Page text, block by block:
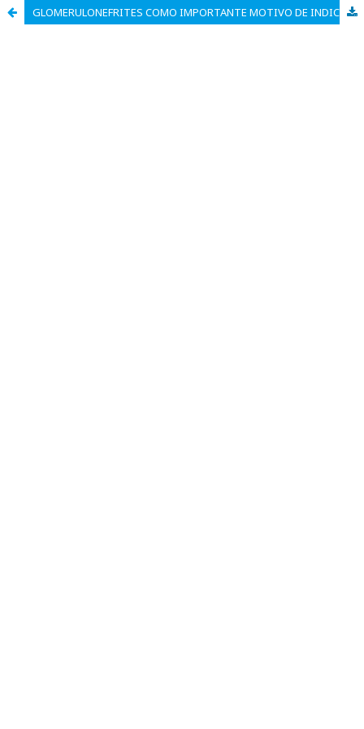
GLOMERULONEFRITES COMO IMPORTANTE MOTIVO DE INDICAÇÃO PARA TERAPIA RENAL SUBSTITUTIVA EM UMA CLÍNICA DE HEMODIÁLISE DA CIDADE DE DIADEMA – SP